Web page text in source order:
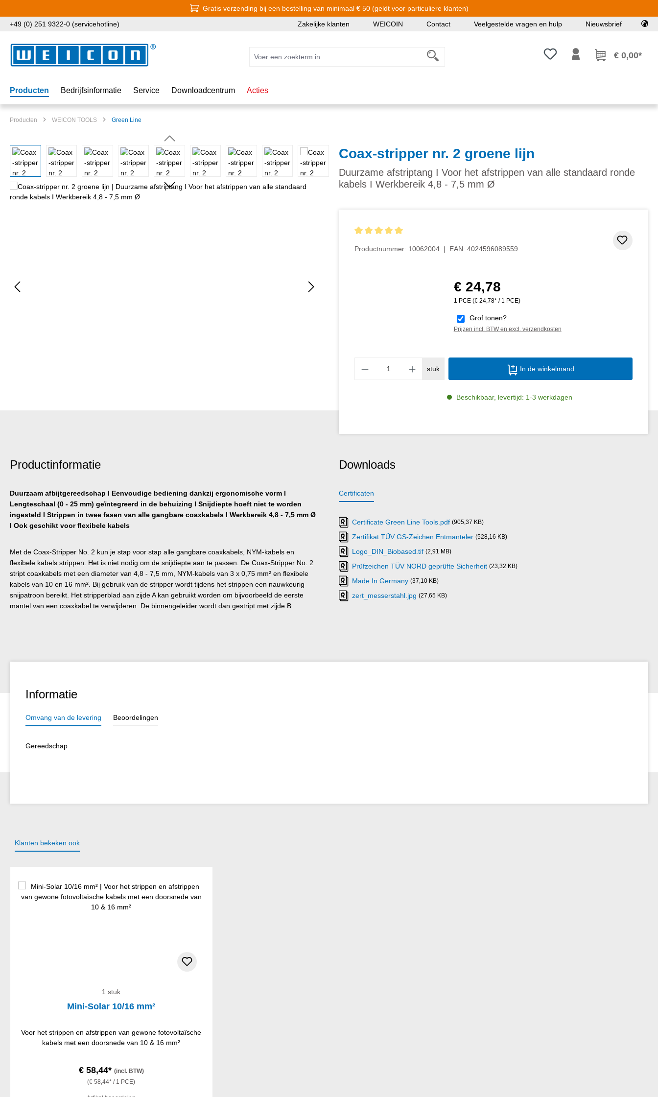
Gratis verzending bij een bestelling van minimaal € 50 (geldt voor particuliere klanten)
+49 (0) 251 9322-0 (servicehotline) Zakelijke klanten WEICOIN Contact Veelgestelde vragen en hulp Nieuwsbrief
Je hebt 0 items op je€ 0,00*
Producten Bedrijfsinformatie Service Downloadcentrum Acties
Producten WEICON TOOLS Green Line
Afbeeldingengalerij overslaan Coax-stripper nr. 2 groene lijn
Duurzame afstriptang I Voor het afstrippen van alle standaard ronde
kabels I Werkbereik 4,8 - 7,5 mm Ø
Productnummer: 10062004 | EAN: 4024596089559
Normale prijs:
€ 24,78
1 PCE (€ 24,78* / 1 PCE)
Grof tonen?
Prijzen incl. BTW en excl. verzendkosten
Producthoeveelheid: Voer de gewenste
stuk In de winkelmand
Beschikbaar, levertijd: 1-3 werkdagen
Productinformatie
Duurzaam afbijtgereedschap I Eenvoudige bediening dankzij ergonomische vorm I
Lengteschaal (0 - 25 mm) geïntegreerd in de behuizing I Snijdiepte hoeft niet te worden
ingesteld I Strippen in twee fasen van alle gangbare coaxkabels I Werkbereik 4,8 - 7,5 mm Ø
I Ook geschikt voor flexibele kabels
Met de Coax-Stripper No. 2 kun je stap voor stap alle gangbare coaxkabels, NYM-kabels en
flexibele kabels strippen. Het is niet nodig om de snijdiepte aan te passen. De Coax-Stripper No. 2
stript coaxkabels met een diameter van 4,8 - 7,5 mm, NYM-kabels van 3 x 0,75 mm² en flexibele
kabels van 10 en 16 mm². Bij gebruik van de stripper wordt tijdens het strippen een nauwkeurig
snijpatroon bereikt. Het stripperblad aan zijde A kan gebruikt worden om bijvoorbeeld de eerste
mantel van een coaxkabel te verwijderen. De binnengeleider wordt dan gestript met zijde B.
Downloads
Certificaten
Certificate Green Line Tools.pdf (905,37 KB)
Zertifikat TÜV GS-Zeichen Entmanteler (528,16 KB)
Logo_DIN_Biobased.tif (2,91 MB)
Prüfzeichen TÜV NORD geprüfte Sicherheit (23,32 KB)
Made In Germany (37,10 KB)
zert_messerstahl.jpg (27,65 KB)
Informatie
Omvang van de levering Beoordelingen
Gereedschap
Klanten bekeken ook
1 stuk
Mini-Solar 10/16 mm²
Voor het strippen en afstrippen van gewone fotovoltaïsche
kabels met een doorsnede van 10 & 16 mm²
€ 58,44* (incl. BTW)
(€ 58,44* / 1 PCE)